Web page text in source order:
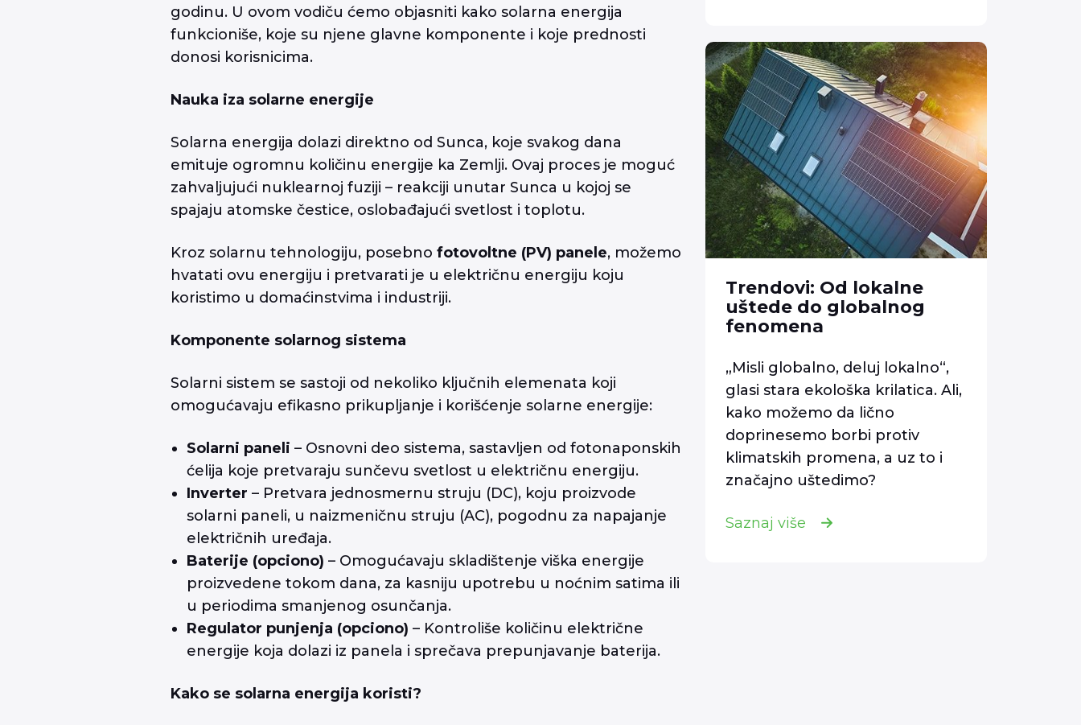
godinu. U ovom vodiču ćemo objasniti kako solarna energija
funkcioniše, koje su njene glavne komponente i koje prednosti
donosi korisnicima.
Nauka iza solarne energije
Solarna energija dolazi direktno od Sunca, koje svakog dana
emituje ogromnu količinu energije ka Zemlji. Ovaj proces je moguć
zahvaljujući nuklearnoj fuziji – reakciji unutar Sunca u kojoj se
spajaju atomske čestice, oslobađajući svetlost i toplotu.
Kroz solarnu tehnologiju, posebno fotovoltne (PV) panele, možemo
hvatati ovu energiju i pretvarati je u električnu energiju koju
koristimo u domaćinstvima i industriji.
Komponente solarnog sistema
Solarni sistem se sastoji od nekoliko ključnih elemenata koji
omogućavaju efikasno prikupljanje i korišćenje solarne energije:
Solarni paneli – Osnovni deo sistema, sastavljen od fotonaponskih
ćelija koje pretvaraju sunčevu svetlost u električnu energiju.
Inverter – Pretvara jednosmernu struju (DC), koju proizvode
solarni paneli, u naizmeničnu struju (AC), pogodnu za napajanje
električnih uređaja.
Baterije (opciono) – Omogućavaju skladištenje viška energije
proizvedene tokom dana, za kasniju upotrebu u noćnim satima ili
u periodima smanjenog osunčanja.
Regulator punjenja (opciono) – Kontroliše količinu električne
energije koja dolazi iz panela i sprečava prepunjavanje baterija.
Kako se solarna energija koristi?
Trendovi: Od lokalne
uštede do globalnog
fenomena
„Misli globalno, deluj lokalno“,
glasi stara ekološka krilatica. Ali,
kako možemo da lično
doprinesemo borbi protiv
klimatskih promena, a uz to i
značajno uštedimo?
Saznaj više